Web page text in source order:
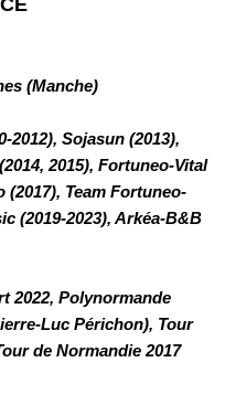
(Manche)
2012), Sojasun (2013),
2015), Fortuneo-Vital
Team Fortuneo-
(2019-2023), Arkéa-B&B
2022, Polynormande
Luc Périchon), Tour
de Normandie 2017